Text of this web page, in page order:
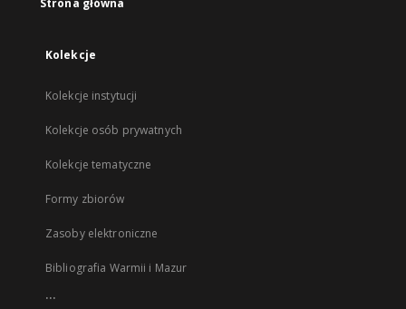
Strona główna
Kolekcje
Kolekcje instytucji
Kolekcje osób prywatnych
Kolekcje tematyczne
Formy zbiorów
Zasoby elektroniczne
Bibliografia Warmii i Mazur
...